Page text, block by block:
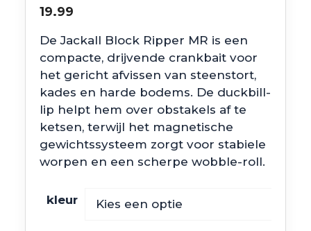
19.99
De Jackall Block Ripper MR is een
compacte, drijvende crankbait voor
het gericht afvissen van steenstort,
kades en harde bodems. De duckbill-
lip helpt hem over obstakels af te
ketsen, terwijl het magnetische
gewichtssysteem zorgt voor stabiele
worpen en een scherpe wobble-roll.
kleur